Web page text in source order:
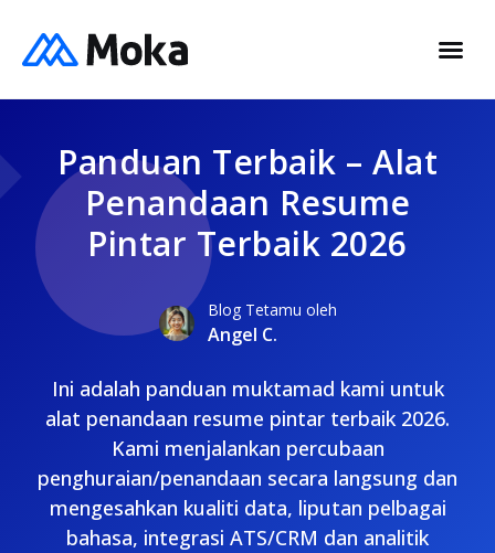
Panduan Terbaik – Alat
Penandaan Resume
Pintar Terbaik 2026
Blog Tetamu oleh
Angel C.
Ini adalah panduan muktamad kami untuk
alat penandaan resume pintar terbaik 2026.
Kami menjalankan percubaan
penghuraian/penandaan secara langsung dan
mengesahkan kualiti data, liputan pelbagai
bahasa, integrasi ATS/CRM dan analitik